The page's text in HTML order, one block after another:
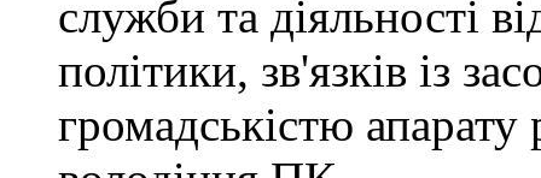
служби та діяльності
політики, зв'язків із
громадськістю апарату